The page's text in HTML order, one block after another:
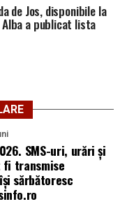
de Jos, disponibile la
a publicat lista
SMS-uri, urări și
transmise
sărbătoresc